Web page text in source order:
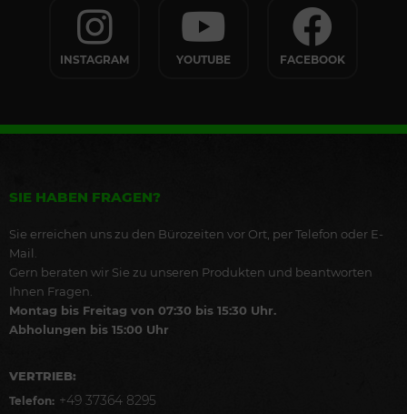
INSTAGRAM YOUTUBE FACEBOOK
SIE HABEN FRAGEN?
Sie erreichen uns zu den Bürozeiten vor Ort, per Telefon oder E-
Mail.
Gern beraten wir Sie zu unseren Produkten und beantworten
Ihnen Fragen.
Montag bis Freitag von 07:30 bis 15:30 Uhr.
Abholungen bis 15:00 Uhr
VERTRIEB:
Telefon: +49 37364 8295